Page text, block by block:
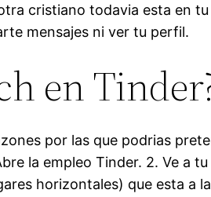
cristiano todavia esta en
mensajes ni ver tu perfil.
en
por las que podrias
la empleo Tinder. 2. Ve a
horizontales) que esta a